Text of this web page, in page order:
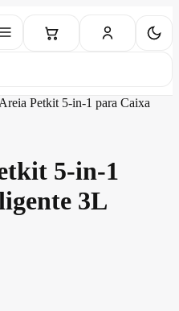
Petkit 5-in-1 para Caixa
5-in-1
3L